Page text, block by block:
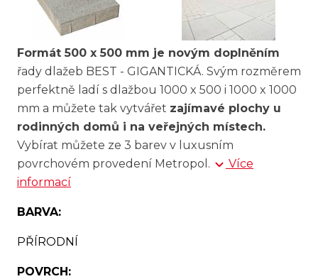
Formát 500 x 500 mm je novým doplněním
řady dlažeb BEST - GIGANTICKÁ. Svým rozměrem
perfektně ladí s dlažbou 1000 x 500 i 1000 x 1000
mm a můžete tak vytvářet zajímavé plochy u
rodinných domů i na veřejných místech.
Vybírat můžete ze 3 barev v luxusním
povrchovém provedení Metropol.
Více
informací
BARVA:
PŘÍRODNÍ
POVRCH: